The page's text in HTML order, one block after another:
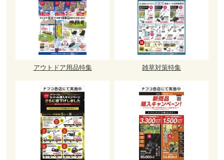
アウトドア用品特集 雑草対策特集